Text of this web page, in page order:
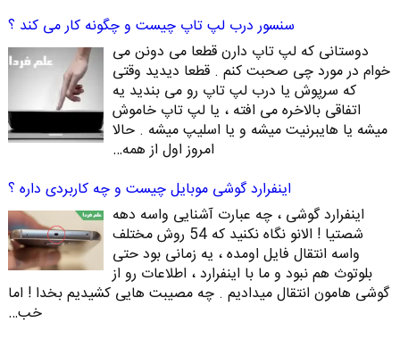
سنسور درب لپ تاپ چیست و چگونه کار می کند ؟
دوستانی که لپ تاپ دارن قطعا می دونن می
خوام در مورد چی صحبت کنم . قطعا دیدید وقتی
که سرپوش یا درب لپ تاپ رو می بندید یه
اتفاقی بالاخره می افته ، یا لپ تاپ خاموش
میشه یا هایبرنیت میشه و یا اسلیپ میشه . حالا
امروز اول از همه…
اینفرارد گوشی موبایل چیست و چه کاربردی داره ؟
اینفرارد گوشی ، چه عبارت آشنایی واسه دهه
شصتیا ! الانو نگاه نکنید که 54 روش مختلف
واسه انتقال فایل اومده ، یه زمانی بود حتی
بلوتوث هم نبود و ما با اینفرارد ، اطلاعات رو از
گوشی هامون انتقال میدادیم . چه مصیبت هایی کشیدیم بخدا ! اما
خب…